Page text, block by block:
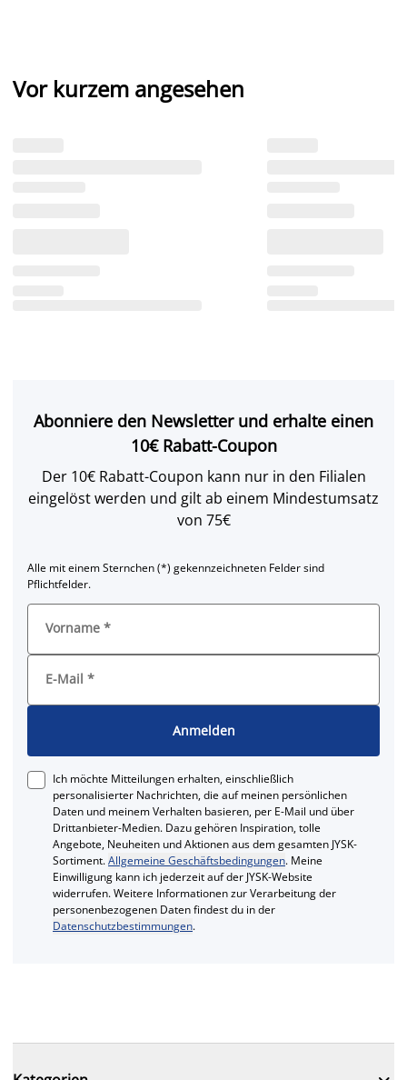
Vor kurzem angesehen
Abonniere den Newsletter und erhalte einen
10€ Rabatt-Coupon
Der 10€ Rabatt-Coupon kann nur in den Filialen
eingelöst werden und gilt ab einem Mindestumsatz
von 75€
Alle mit einem Sternchen (*) gekennzeichneten Felder sind
Pflichtfelder.
Vorname *
E-Mail *
Anmelden
Ich möchte Mitteilungen erhalten, einschließlich
personalisierter Nachrichten, die auf meinen persönlichen
Daten und meinem Verhalten basieren, per E-Mail und über
Drittanbieter-Medien. Dazu gehören Inspiration, tolle
Angebote, Neuheiten und Aktionen aus dem gesamten JYSK-
Sortiment.Allgemeine Geschäftsbedingungen. Meine
Einwilligung kann ich jederzeit auf der JYSK-Website
widerrufen. Weitere Informationen zur Verarbeitung der
personenbezogenen Daten findest du in der
Datenschutzbestimmungen.